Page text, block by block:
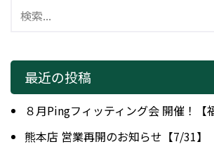
最近の投稿
８月Pingフィッティング会 開催！【
熊本店 営業再開のお知らせ【7/31】